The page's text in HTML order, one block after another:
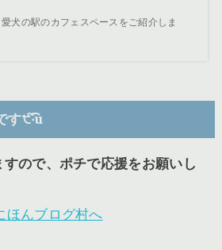
犬の駅のカフェスペースをご紹介しま
す੯‧̀͡u
ので、ポチで応援をお願いし